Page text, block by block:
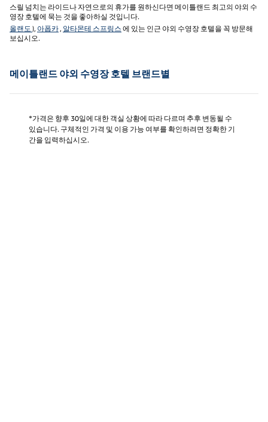
스릴 넘치는 라이드나 자연으로의 휴가를 원하신다면 메이틀랜드 최고의 야외 수
영장 호텔에 묵는 것을 좋아하실 것입니다.
올랜도 ), 아폽카, 알타몬테 스프링스 에 있는 인근 야외 수영장 호텔을 꼭 방문해
보십시오.
메이틀랜드 야외 수영장 호텔 브랜드별
*가격은 향후 30일에 대한 객실 상황에 따라 다르며 추후 변동될 수
있습니다. 구체적인 가격 및 이용 가능 여부를 확인하려면 정확한 기
간을 입력하십시오.